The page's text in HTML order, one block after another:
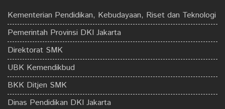
Kementerian Pendidikan, Kebudayaan, Riset dan Teknologi
Pemerintah Provinsi DKI Jakarta
Direktorat SMK
UBK Kemendikbud
BKK Ditjen SMK
Dinas Pendidikan DKI Jakarta